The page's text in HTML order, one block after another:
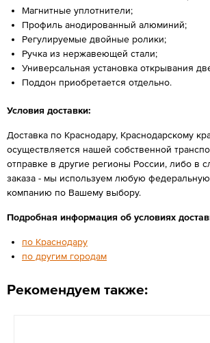
Магнитные уплотнители;
Профиль анодированный алюминий;
Регулируемые двойные ролики;
Ручка из нержавеющей стали;
Универсальная установка открывания
Поддон приобретается отдельно.
Условия доставки:
Доставка по Краснодару, Краснодарскому
осуществляется нашей собственной
отправке в другие регионы России, либо в
заказа - мы используем любую
компанию по Вашему выбору.
Подробная информация об условиях
по Краснодару
по другим городам
Рекомендуем также: